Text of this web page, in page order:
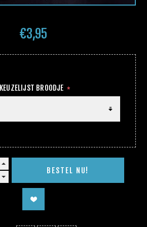
€3,95
KEUZELIJST BROODJE *